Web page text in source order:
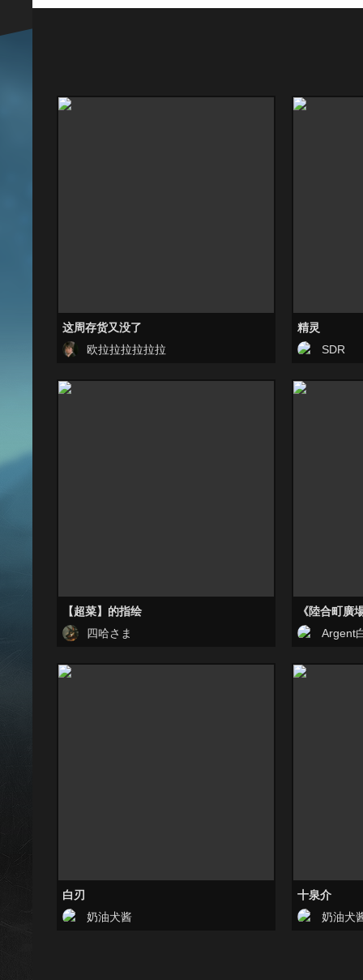
这周存货又没了
欧拉拉拉拉拉拉
精灵
SDR
【超菜】的指绘
四哈さま
《陸合町廣
Argent
白刃
奶油犬酱
十泉介
奶油犬